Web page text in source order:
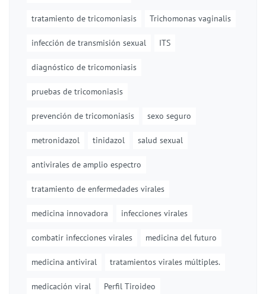
tratamiento de tricomoniasis Trichomonas vaginalis
infección de transmisión sexual ITS
diagnóstico de tricomoniasis
pruebas de tricomoniasis
prevención de tricomoniasis sexo seguro
metronidazol tinidazol salud sexual
antivirales de amplio espectro
tratamiento de enfermedades virales
medicina innovadora infecciones virales
combatir infecciones virales medicina del futuro
medicina antiviral tratamientos virales múltiples.
medicación viral Perfil Tiroideo